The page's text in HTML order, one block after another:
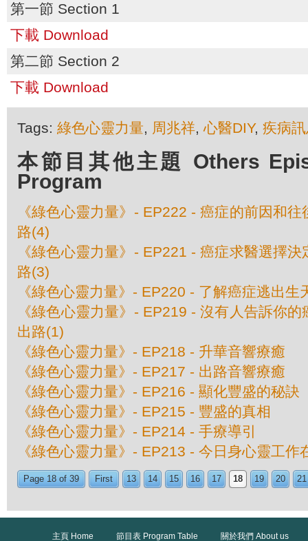
第一節 Section 1
下載 Download
第二節 Section 2
下載 Download
Tags: 綠色心靈力量, 周兆祥,心醫DIY, 疾病
本節目其他主題 Others
Program
《綠色心靈力量》- EP222 - 癌症的前因和
路(4)
《綠色心靈力量》- EP221 - 癌症求醫選擇
路(3)
《綠色心靈力量》- EP220 - 了解癌症逃出生
《綠色心靈力量》- EP219 - 沒有人告訴你
出路(1)
《綠色心靈力量》- EP218 - 升華音響療癒
《綠色心靈力量》- EP217 - 出路音響療癒
《綠色心靈力量》- EP216 - 顯化豐盛的秘訣
《綠色心靈力量》- EP215 - 豐盛的真相
《綠色心靈力量》- EP214 - 手療導引
《綠色心靈力量》- EP213 - 今日身心靈工作
Page 18 of 39 First 13 14 15 16 17 18 19 20 21
主頁 Home 節目表 Program Table 關於我們 About us